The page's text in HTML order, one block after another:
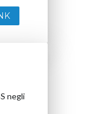
negli